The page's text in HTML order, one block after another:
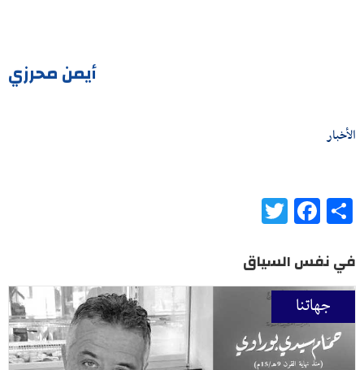
أيمن محرزي
الأخبار
Share
Facebook
في نفس السياق
جهاتنا